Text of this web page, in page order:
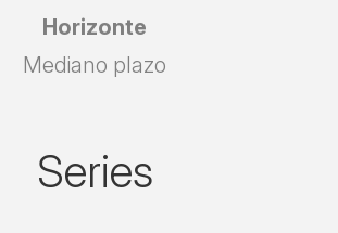
Horizonte
Mediano plazo
Series